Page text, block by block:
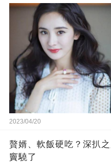
2023/04/20
贅婿、軟飯硬吃？深扒
竇驍了